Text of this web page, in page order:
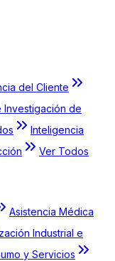
del Cliente
Investigación de
Inteligencia
Ver Todos
Asistencia Médica
Industrial e
y Servicios